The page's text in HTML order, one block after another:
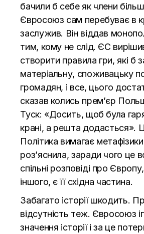
бачили б себе як члени
Євросоюз сам перебуває в
заслужив. Він віддав
тим, кому не слід. ЄС
створити правила гри, які б
матеріальну, споживацьку
громадян, і все, цього
сказав колись премʼєр
Туск: «Досить, щоб була
крані, а решта додасться».
Політика вимагає
роз’яснила, заради чого це
спільні розповіді про
іншого, є її східна частина.
Забагато історії шкодить.
відсутність теж. Євросоюз
значення історії і за це